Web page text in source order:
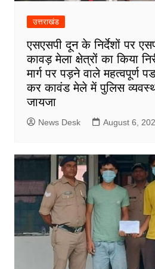
उत्तराखंड
एसएसपी दून के निर्देशों पर
कावड़ मेला क्षेत्रों का किया
मार्ग पर पड़ने वाले महत्वपूर्ण
कर कावंड मेले में पुलिस
जायजा
News Desk August 6,